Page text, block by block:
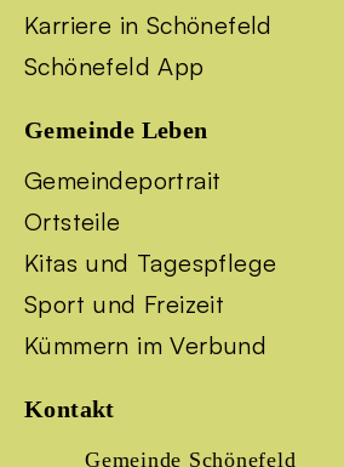
Karriere in Schönefeld
Schönefeld App
Gemeinde Leben
Gemeindeportrait
Ortsteile
Kitas und Tagespflege
Sport und Freizeit
Kümmern im Verbund
Kontakt
Gemeinde Schönefeld